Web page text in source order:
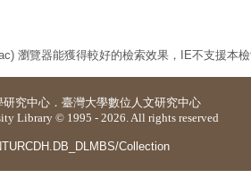
瀏覽器能獲得較好的檢索效果，IE不支援本檢
研究中心 ． 臺灣大學數位人文研究中心
Library © 1995 - 2026. All rights reserved
Collection